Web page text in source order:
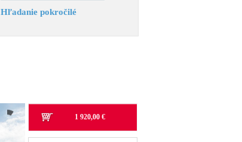
Hľadanie pokročilé
1 920,00 €